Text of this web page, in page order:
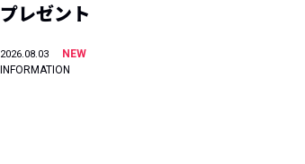
プレゼント
2026.08.03
NEW
INFORMATION